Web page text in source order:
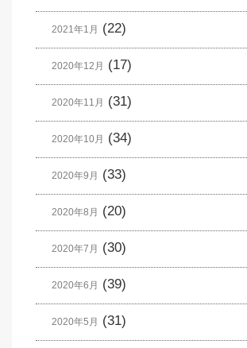
2021年1月 (22)
2020年12月 (17)
2020年11月 (31)
2020年10月 (34)
2020年9月 (33)
2020年8月 (20)
2020年7月 (30)
2020年6月 (39)
2020年5月 (31)